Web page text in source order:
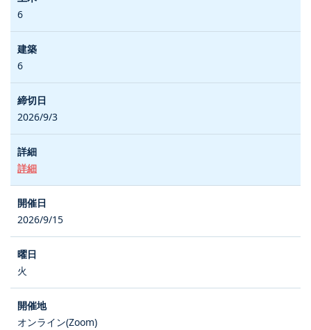
6
6
2026/9/3
詳細
2026/9/15
火
オンライン(Zoom)